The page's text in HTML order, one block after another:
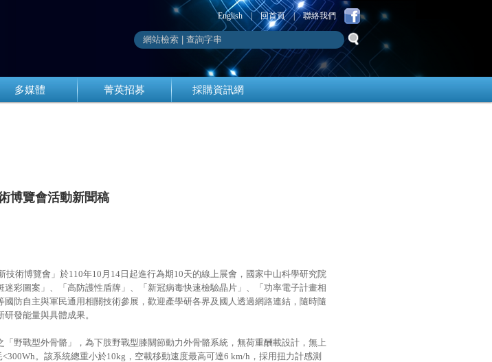
聯絡我們
|
回首頁
English
多媒體 菁英招募 採購資訊網
博覽會活動新聞稿
技術博覽會」於110年10月14日起進行為期10天的線上展會，國家中山科學研究院
彩圖案」、「高防護性盾牌」、「新冠病毒快速檢驗晶片」、「功率電子計畫相
國防自主與軍民通用相關技術參展，歡迎產學研各界及國人透過網路連結，隨時隨
發能量與具體成果。
「野戰型外骨骼」，為下肢野戰型膝關節動力外骨骼系統，無荷重酬載設計，無上
。該系統總重小於10kg，空載移動速度最高可達6 km/h，採用扭力計感測